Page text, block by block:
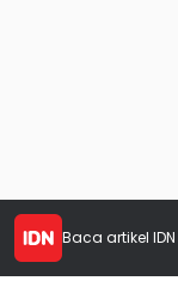
Baca artikel